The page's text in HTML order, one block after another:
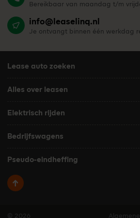
Bereikbaar van maandag t/m
info@leaselinq.nl
Je ontvangt binnen één werkdag
Lease auto zoeken
Alles over leasen
Elektrisch rijden
Bedrijfswagens
Pseudo-eindheffing
Terug naar boven
© 2026